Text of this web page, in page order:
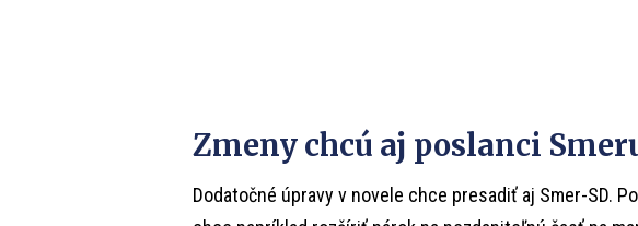
Zmeny chcú aj poslanci
Dodatočné úpravy v novele chce presadiť aj Smer-SD.